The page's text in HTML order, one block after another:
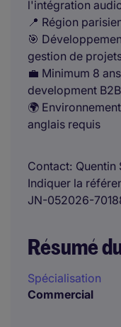
l'intégration
📍 Région
🎯
gestion de
💼 Minimum 8
development
🌍
anglais requis
Contact Quentin
Indiquer la
JN-052026-
Résumé
Spécialisation
Commercial